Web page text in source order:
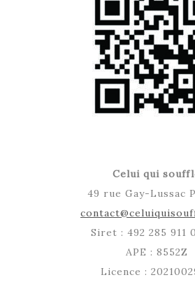
Celui qui
49 rue Gay-Lussac
Siret : 492 285 911
APE : 8552Z
Licence :